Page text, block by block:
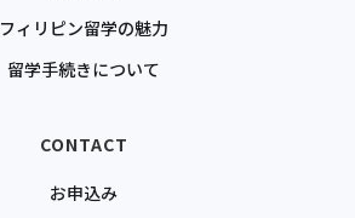
フィリピン留学の魅力
留学手続きについて
CONTACT
お申込み